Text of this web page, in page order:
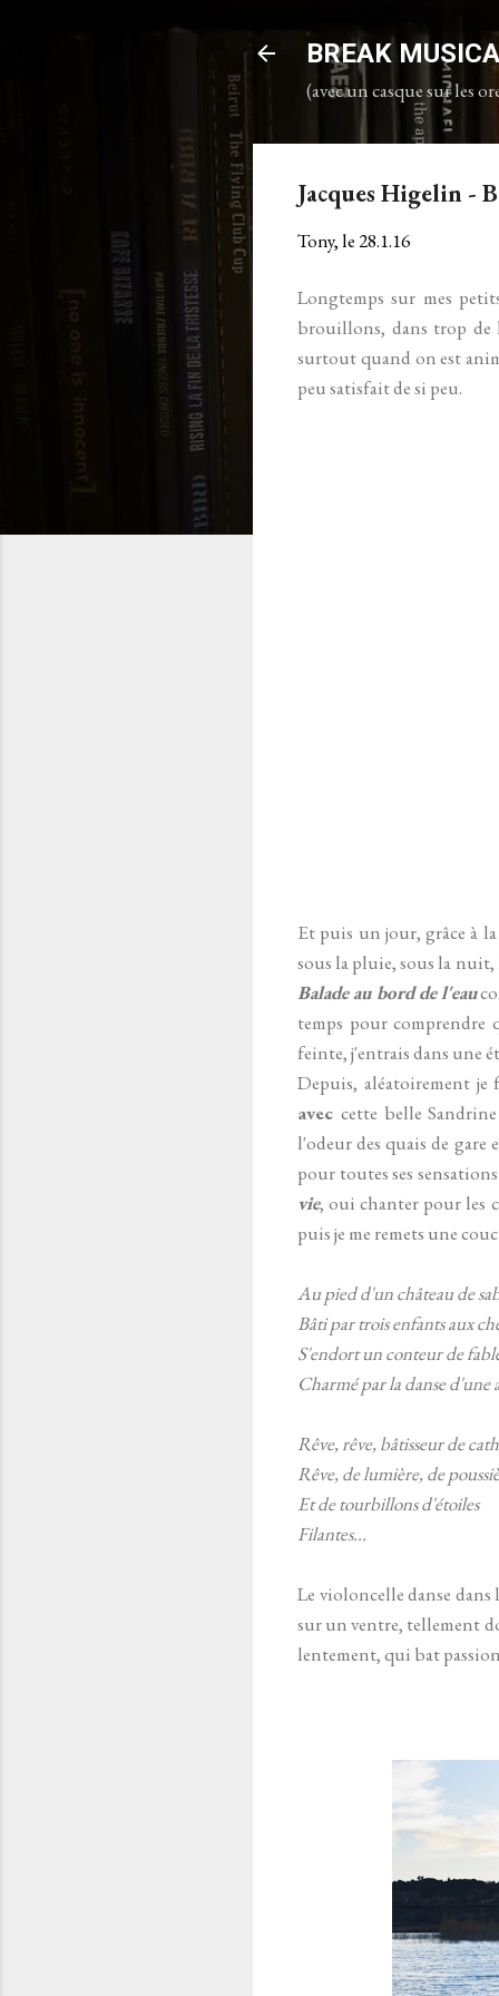
BREAK
(avec un casque sur les
Jacques Higelin -
Tony, le28.1.16
Longtemps sur mes
brouillons, dans trop de
surtout quand on est
peu satisfait de si peu.
Et puis un jour, grâce à
sous la pluie, sous la
Balade au bord de l'eau
temps pour comprendre
feinte, j'entrais dans une
Depuis, aléatoirement je
avec cette belle
l'odeur des quais de gare
pour toutes ses
vie, oui chanter pour les
puis je me remets une
Au pied d'un château de
Bâti par trois enfants aux
S'endort un conteur de
Charmé par la danse d'une
Rêve, rêve, bâtisseur de
Rêve, de lumière, de
Et de tourbillons d'étoiles
Filantes...
Le violoncelle danse
sur un ventre, tellement
lentement, qui bat